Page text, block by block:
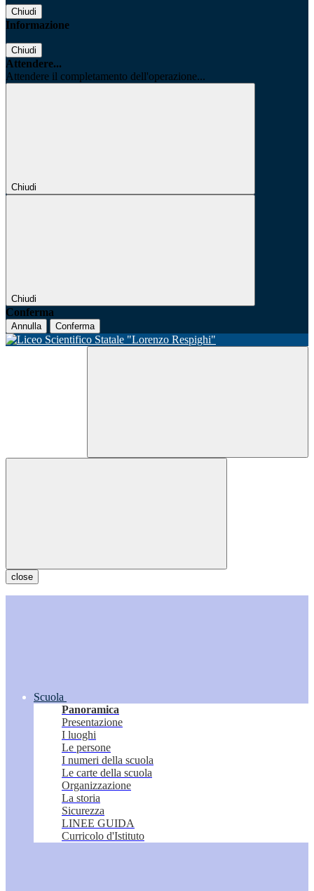
Chiudi
Informazione
Chiudi
Attendere...
Attendere il completamento dell'operazione...
Chiudi
Chiudi
Conferma
Annulla Conferma
close
Scuola
Panoramica
Presentazione
I luoghi
Le persone
I numeri della scuola
Le carte della scuola
Organizzazione
La storia
Sicurezza
LINEE GUIDA
Curricolo d'Istituto